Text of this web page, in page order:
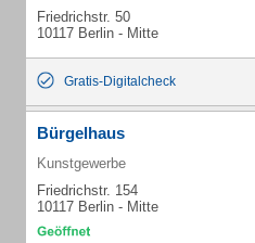
Friedrichstr. 50
10117 Berlin - Mitte
Gratis-Digitalcheck
Bürgelhaus
Kunstgewerbe
Friedrichstr. 154
10117 Berlin - Mitte